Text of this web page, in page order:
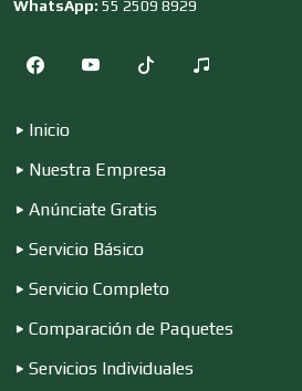
Compresores de aire
Conferencias
WhatsApp: 55 2509 8929
Inicio
Nuestra Empresa
Anúnciate Gratis
Servicio Básico
Servicio Completo
Comparación de Paquetes
Servicios Individuales